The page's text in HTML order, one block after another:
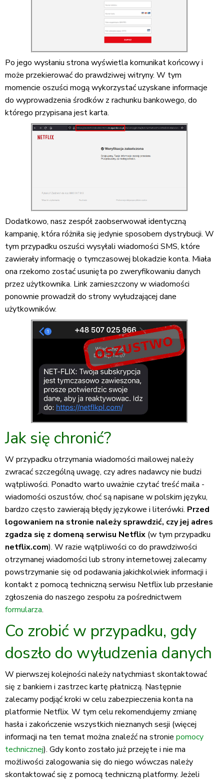
Po jego wysłaniu strona wyświetla komunikat końcowy i
może przekierować do prawdziwej witryny. W tym
momencie oszuści mogą wykorzystać uzyskane informacje
do wyprowadzenia środków z rachunku bankowego, do
którego przypisana jest karta.
Dodatkowo, nasz zespół zaobserwował identyczną
kampanię, która różniła się jedynie sposobem dystrybucji. W
tym przypadku oszuści wysyłali wiadomości SMS, które
zawierały informację o tymczasowej blokadzie konta. Miała
ona rzekomo zostać usunięta po zweryfikowaniu danych
przez użytkownika. Link zamieszczony w wiadomości
ponownie prowadził do strony wyłudzającej dane
użytkowników.
Jak się chronić?
W przypadku otrzymania wiadomości mailowej należy
zwracać szczególną uwagę, czy adres nadawcy nie budzi
wątpliwości. Ponadto warto uważnie czytać treść maila -
wiadomości oszustów, choć są napisane w polskim języku,
bardzo często zawierają błędy językowe i literówki. Przed
logowaniem na stronie należy sprawdzić, czy jej adres
zgadza się z domeną serwisu Netflix (w tym przypadku
netflix.com). W razie wątpliwości co do prawdziwości
otrzymanej wiadomości lub strony internetowej zalecamy
powstrzymanie się od podawania jakichkolwiek informacji i
kontakt z pomocą techniczną serwisu Netflix lub przesłanie
zgłoszenia do naszego zespołu za pośrednictwem
formularza.
Co zrobić w przypadku, gdy
doszło do wyłudzenia danych
W pierwszej kolejności należy natychmiast skontaktować
się z bankiem i zastrzec kartę płatniczą. Następnie
zalecamy podjąć kroki w celu zabezpieczenia konta na
platformie Netflix. W tym celu rekomendujemy zmianę
hasła i zakończenie wszystkich nieznanych sesji (więcej
informacji na ten temat można znaleźć na stronie pomocy
technicznej). Gdy konto zostało już przejęte i nie ma
możliwości zalogowania się do niego wówczas należy
skontaktować się z pomocą techniczną platformy. Jeżeli